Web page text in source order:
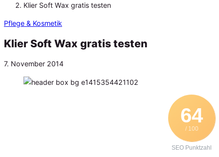
Klier Soft Wax gratis testen
Pflege & Kosmetik
Klier Soft Wax gratis testen
Veröffentlicht
7. November 2014
64
/ 100
SEO Punktzahl